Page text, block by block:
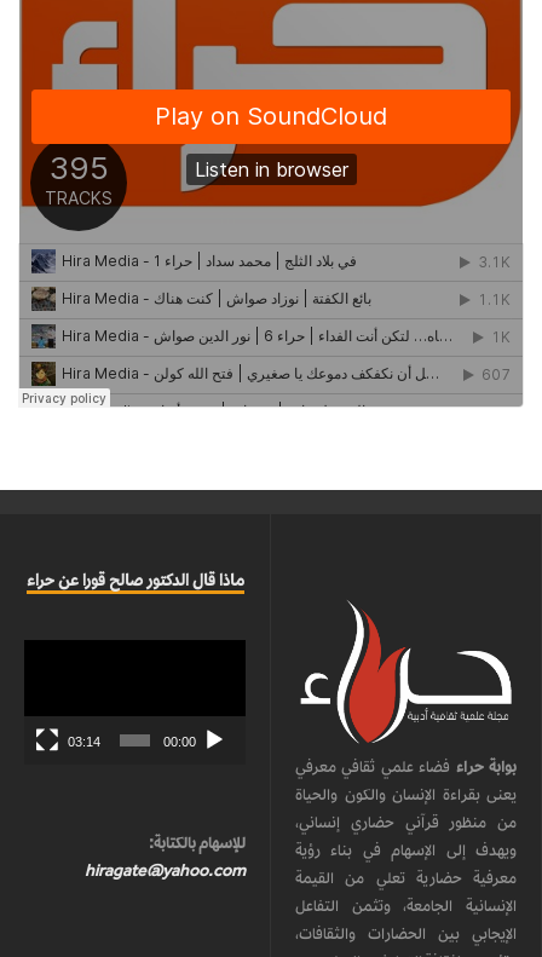
بوابة حراء فضاء علمي ثقافي معرفي
يعنى بقراءة الإنسان والكون والحياة
من منظور قرآني حضاري إنساني،
ويهدف إلى الإسهام في بناء رؤية
معرفية حضارية تعلي من القيمة
الإنسانية الجامعة، وتثمن التفاعل
الإيجابي بين الحضارات والثقافات،
ماذا قال الدكتور صالح قورا عن حراء
00:00
03:14
للإسهام بالكتابة:
hiragate@yahoo.com